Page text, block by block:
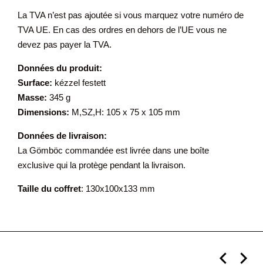
La TVA n’est pas ajoutée si vous marquez votre numéro de
TVA UE. En cas des ordres en dehors de l’UE vous ne
devez pas payer la TVA.
Données du produit:
Surface: kézzel festett
Masse: 345 g
Dimensions: M,SZ,H: 105 x 75 x 105 mm
Données de livraison:
La Gömböc commandée est livrée dans une boîte
exclusive qui la protège pendant la livraison.
Taille du coffret: 130x100x133 mm